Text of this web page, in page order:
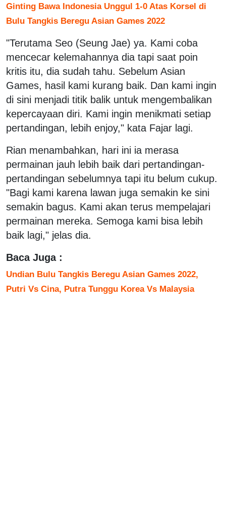
Ginting Bawa Indonesia Unggul 1-0 Atas Korsel di
Bulu Tangkis Beregu Asian Games 2022
"Terutama Seo (Seung Jae) ya. Kami coba
mencecar kelemahannya dia tapi saat poin
kritis itu, dia sudah tahu. Sebelum Asian
Games, hasil kami kurang baik. Dan kami ingin
di sini menjadi titik balik untuk mengembalikan
kepercayaan diri. Kami ingin menikmati setiap
pertandingan, lebih enjoy," kata Fajar lagi.
Rian menambahkan, hari ini ia merasa
permainan jauh lebih baik dari pertandingan-
pertandingan sebelumnya tapi itu belum cukup.
"Bagi kami karena lawan juga semakin ke sini
semakin bagus. Kami akan terus mempelajari
permainan mereka. Semoga kami bisa lebih
baik lagi," jelas dia.
Baca Juga :
Undian Bulu Tangkis Beregu Asian Games 2022,
Putri Vs Cina, Putra Tunggu Korea Vs Malaysia